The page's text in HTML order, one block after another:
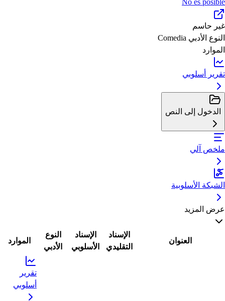
No es posible
غير حاسم
النوع الأدبي Comedia
الموارد
تقرير أسلوبي
الدخول إلى النص
ملخص آلي
الشبكة الأسلوبية
عرض المزيد
العنوان
الإسناد
التقليدي
الإسناد
الأسلوبي
النوع
الأدبي
الموارد
تقرير
أسلوبي